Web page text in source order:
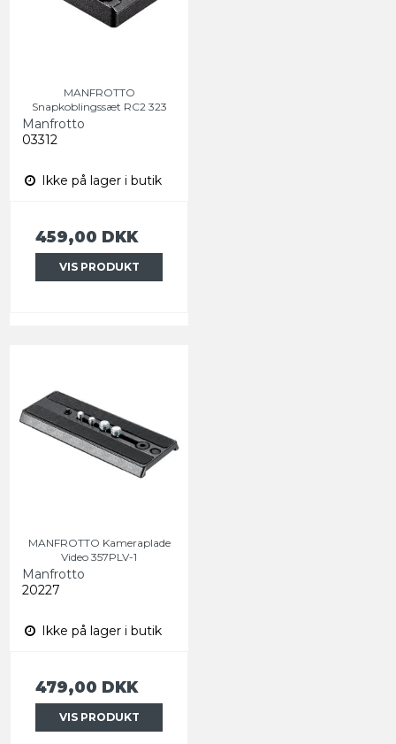
MANFROTTO
Snapkoblingssæt RC2 323
Manfrotto
03312
Ikke på lager i butik
459,00 DKK
VIS PRODUKT
MANFROTTO Kameraplade
Video 357PLV-1
Manfrotto
20227
Ikke på lager i butik
479,00 DKK
VIS PRODUKT